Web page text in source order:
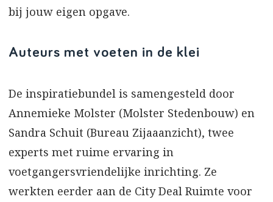
bij jouw eigen opgave.
Auteurs met voeten in de klei
De inspiratiebundel is samengesteld door
Annemieke Molster (Molster Stedenbouw) en
Sandra Schuit (Bureau Zijaaanzicht), twee
experts met ruime ervaring in
voetgangersvriendelijke inrichting. Ze
werkten eerder aan de City Deal Ruimte voor